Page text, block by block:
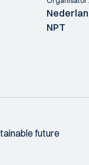
NPT
future